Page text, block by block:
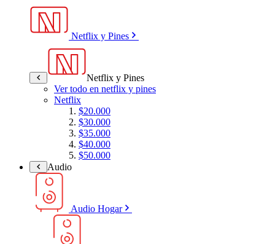
Netflix y Pines
Netflix y Pines
Ver todo en netflix y pines
Netflix
$20.000
$30.000
$35.000
$40.000
$50.000
Audio
Audio Hogar